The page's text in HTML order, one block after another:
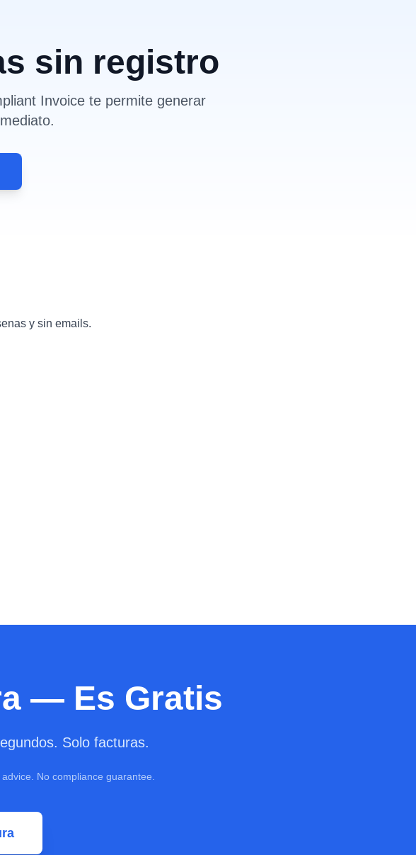
sin registro
Invoice te permite generar
y sin emails.
— Es Gratis
Solo facturas.
No compliance guarantee.